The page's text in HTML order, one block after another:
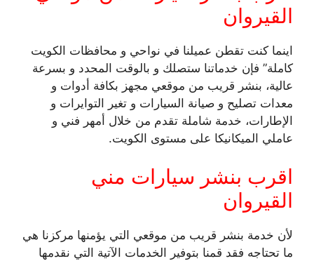
القيروان
اينما كنت تقطن عميلنا في نواحي و محافظات الكويت
كاملة” فإن خدماتنا ستصلك و بالوقت المحدد و بسرعة
عالية، بنشر قريب من موقعي مجهز بكافة أدوات و
معدات تصليح و صيانة السيارات و تغير التوايرات و
الإطارات، خدمة شاملة تقدم من خلال أمهر فني و
عاملي الميكانيكا على مستوى الكويت.
اقرب بنشر سيارات مني
القيروان
لأن خدمة بنشر قريب من موقعي التي يؤمنها مركزنا هي
ما تحتاجه فقد قمنا بتوفير الخدمات الآتية التي نقدمها